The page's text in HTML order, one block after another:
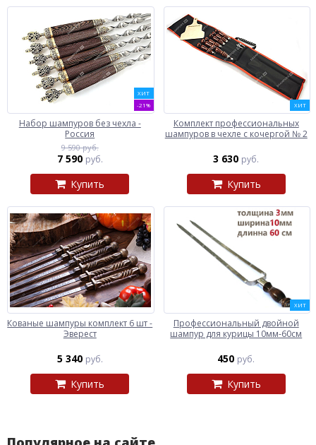
ХИТ
-21%
Набор шампуров без чехла -
Россия
9 590 руб.
7 590 руб.
Купить
ХИТ
Комплект профессиональных
шампуров в чехле с кочергой № 2
3 630 руб.
Купить
Кованые шампуры комплект 6 шт -
Эверест
5 340 руб.
Купить
ХИТ
Профессиональный двойной
шампур для курицы 10мм-60см
450 руб.
Купить